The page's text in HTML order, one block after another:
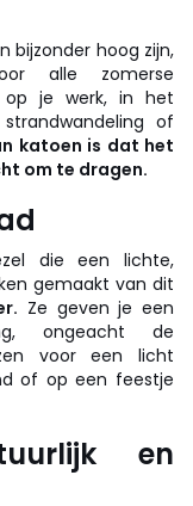
bijzonder hoog zijn,
alle zomerse
op je werk, in het
of
katoen is dat het
om te dragen.
die een lichte,
gemaakt van dit
Ze geven je een
ongeacht de
voor een licht
of op een feestje
en